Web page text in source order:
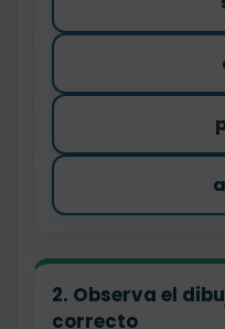
2. Observa el
correcto